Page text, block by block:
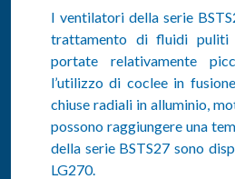
I ventilatori della serie
trattamento di fluidi puliti
portate relativamente
l’utilizzo di coclee in
chiuse radiali in alluminio,
possono raggiungere una
della serie BSTS27 sono
LG270.